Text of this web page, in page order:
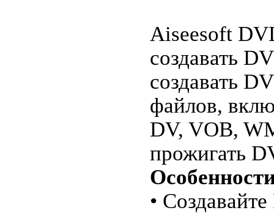
Aiseesoft
создавать
создавать
файлов,
DV, VOB,
прожигать
•